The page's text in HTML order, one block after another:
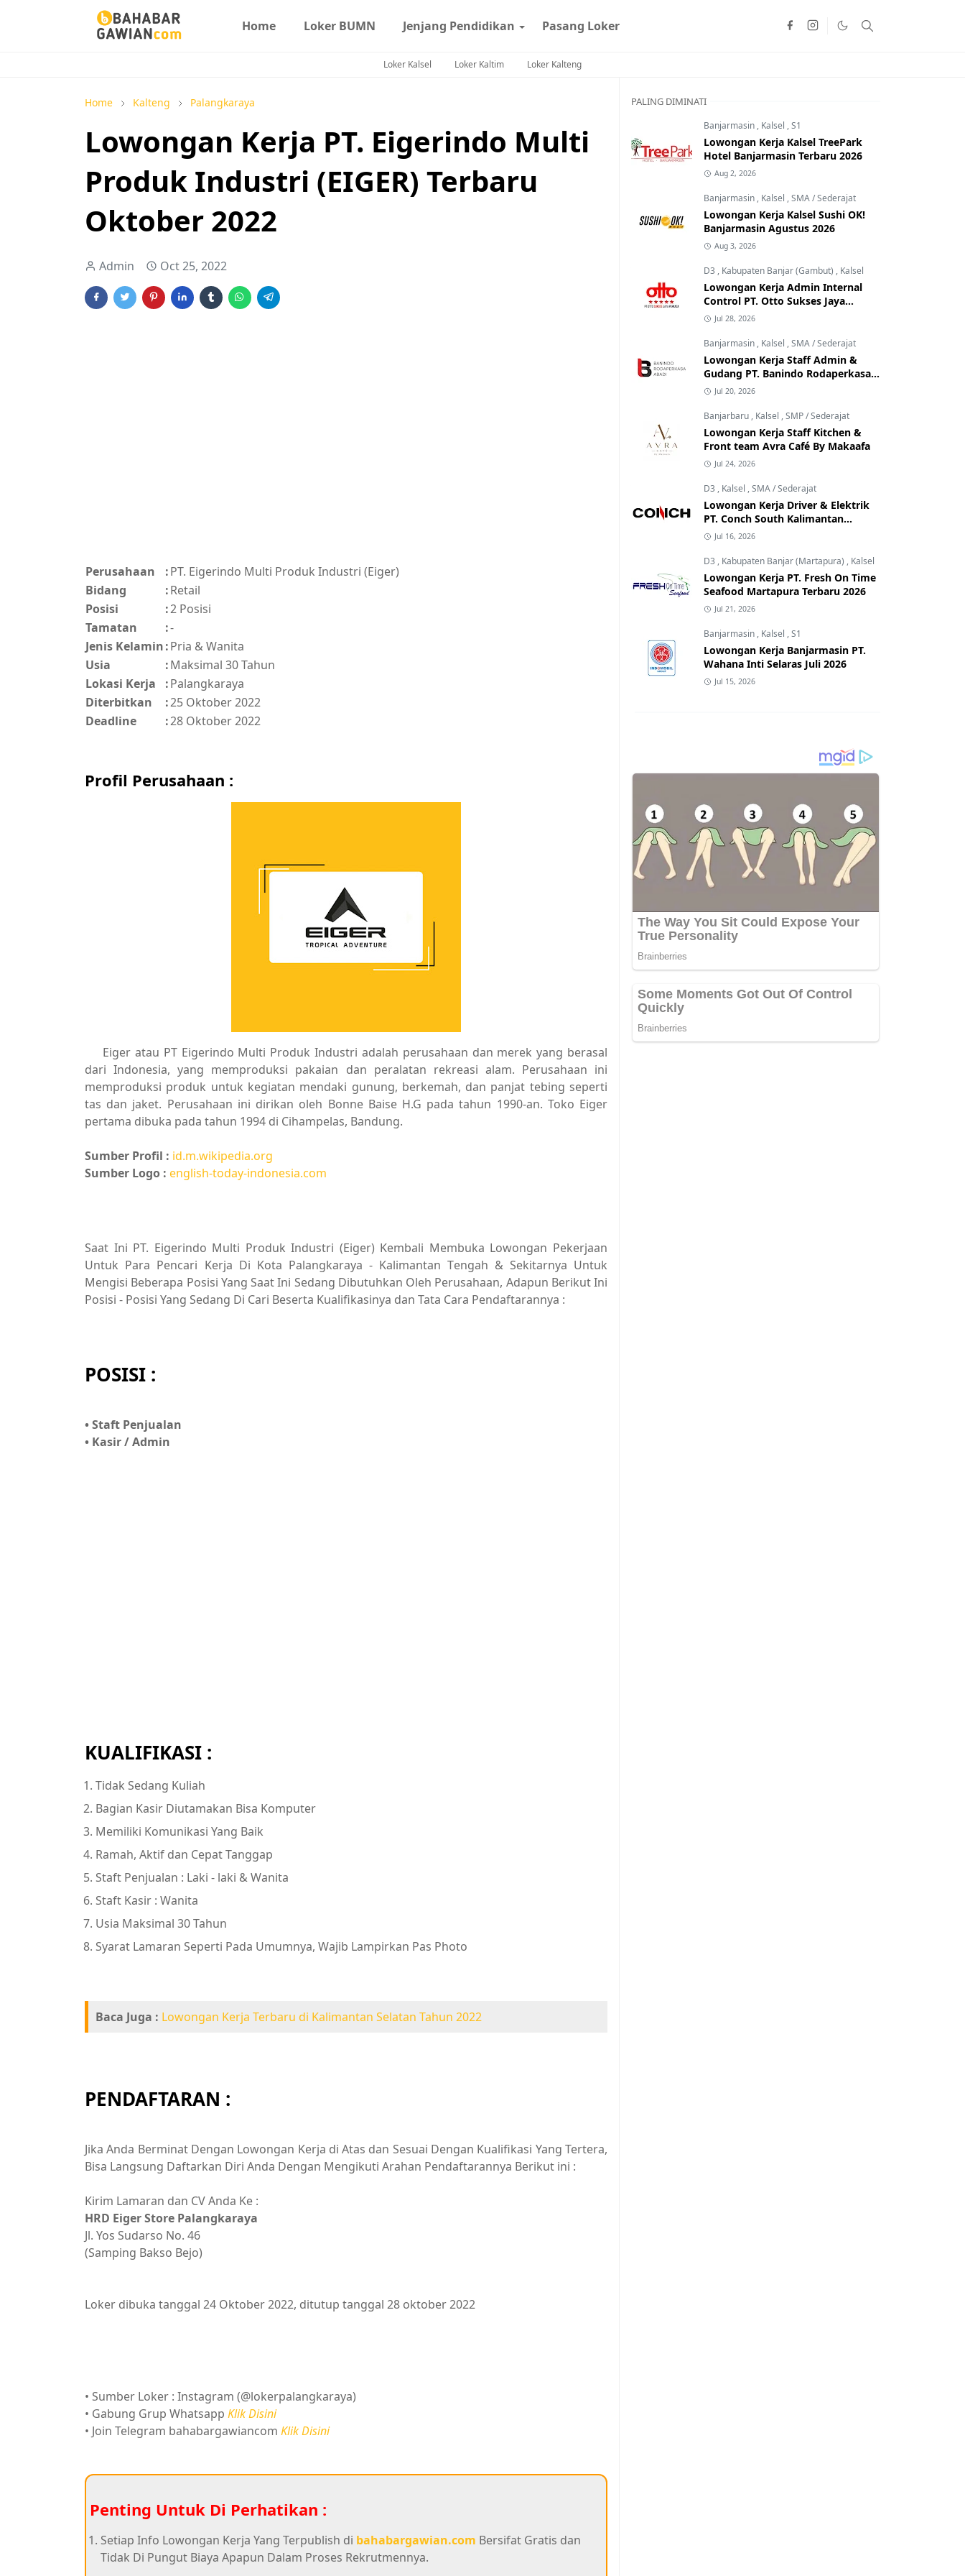
Home Loker BUMN Jenjang Pendidikan Pasang Loker
Loker Kalsel Loker Kaltim Loker Kalteng
Home Kalteng Palangkaraya
Lowongan Kerja PT. Eigerindo Multi
Produk Industri (EIGER) Terbaru
Oktober 2022
Admin Oct 25, 2022
Perusahaan :PT. Eigerindo Multi Produk Industri (Eiger)
Bidang
:Retail
Posisi
:2 Posisi
Tamatan
:-
Jenis Kelamin:Pria & Wanita
Usia
:Maksimal 30 Tahun
Lokasi Kerja
:Palangkaraya
Diterbitkan
:25 Oktober 2022
Deadline
:28 Oktober 2022
Profil Perusahaan :
Eiger atau PT Eigerindo Multi Produk Industri adalah perusahaan dan merek yang berasal
dari Indonesia, yang memproduksi pakaian dan peralatan rekreasi alam. Perusahaan ini
memproduksi produk untuk kegiatan mendaki gunung, berkemah, dan panjat tebing seperti
tas dan jaket. Perusahaan ini dirikan oleh Bonne Baise H.G pada tahun 1990-an. Toko Eiger
pertama dibuka pada tahun 1994 di Cihampelas, Bandung.
Sumber Profil : id.m.wikipedia.org
Sumber Logo : english-today-indonesia.com
Saat Ini PT. Eigerindo Multi Produk Industri (Eiger) Kembali Membuka Lowongan Pekerjaan
Untuk Para Pencari Kerja Di Kota Palangkaraya - Kalimantan Tengah & Sekitarnya Untuk
Mengisi Beberapa Posisi Yang Saat Ini Sedang Dibutuhkan Oleh Perusahaan, Adapun Berikut Ini
Posisi - Posisi Yang Sedang Di Cari Beserta Kualifikasinya dan Tata Cara Pendaftarannya :
POSISI :
• Staft Penjualan
• Kasir / Admin
KUALIFIKASI :
Tidak Sedang Kuliah
Bagian Kasir Diutamakan Bisa Komputer
Memiliki Komunikasi Yang Baik
Ramah, Aktif dan Cepat Tanggap
Staft Penjualan : Laki - laki & Wanita
Staft Kasir : Wanita
Usia Maksimal 30 Tahun
Syarat Lamaran Seperti Pada Umumnya, Wajib Lampirkan Pas Photo
Baca Juga : Lowongan Kerja Terbaru di Kalimantan Selatan Tahun 2022
PENDAFTARAN :
Jika Anda Berminat Dengan Lowongan Kerja di Atas dan Sesuai Dengan Kualifikasi Yang Tertera,
Bisa Langsung Daftarkan Diri Anda Dengan Mengikuti Arahan Pendaftarannya Berikut ini :
Kirim Lamaran dan CV Anda Ke :
HRD Eiger Store Palangkaraya
Jl. Yos Sudarso No. 46
(Samping Bakso Bejo)
Loker dibuka tanggal 24 Oktober 2022, ditutup tanggal 28 oktober 2022
• Sumber Loker : Instagram (@lokerpalangkaraya)
• Gabung Grup Whatsapp Klik Disini
• Join Telegram bahabargawiancom Klik Disini
Penting Untuk Di Perhatikan :
Setiap Info Lowongan Kerja Yang Terpublish di bahabargawian.com Bersifat Gratis dan
Tidak Di Pungut Biaya Apapun Dalam Proses Rekrutmennya.
PALING DIMINATI
Banjarmasin , Kalsel ,S1
Lowongan Kerja Kalsel TreePark
Hotel Banjarmasin Terbaru 2026
Aug 2, 2026
Banjarmasin , Kalsel ,SMA / Sederajat
Lowongan Kerja Kalsel Sushi OK!
Banjarmasin Agustus 2026
Aug 3, 2026
D3 , Kabupaten Banjar (Gambut) , Kalsel
Lowongan Kerja Admin Internal
Control PT. Otto Sukses Jaya
Perkasa
Jul 28, 2026
Banjarmasin , Kalsel ,SMA / Sederajat
Lowongan Kerja Staff Admin &
Gudang PT. Banindo Rodaperkasa
Abadi
Jul 20, 2026
Banjarbaru , Kalsel ,SMP / Sederajat
Lowongan Kerja Staff Kitchen &
Front team Avra Café By Makaafa
Jul 24, 2026
D3 , Kalsel ,SMA / Sederajat
Lowongan Kerja Driver & Elektrik
PT. Conch South Kalimantan
Cement
Jul 16, 2026
D3 , Kabupaten Banjar (Martapura) , Kalsel
Lowongan Kerja PT. Fresh On Time
Seafood Martapura Terbaru 2026
Jul 21, 2026
Banjarmasin , Kalsel ,S1
Lowongan Kerja Banjarmasin PT.
Wahana Inti Selaras Juli 2026
Jul 15, 2026